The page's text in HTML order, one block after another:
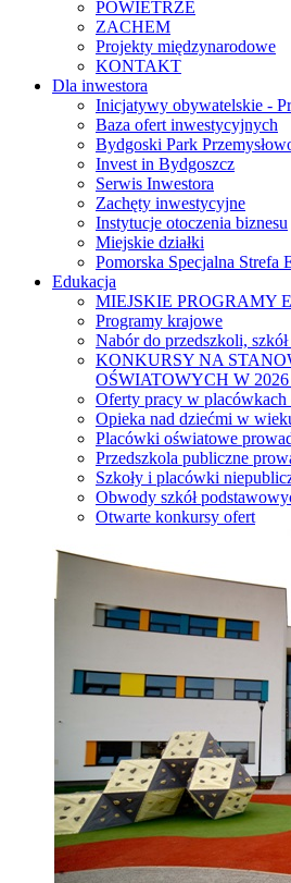
POWIETRZE
ZACHEM
Projekty międzynarodowe
KONTAKT
Dla inwestora
Inicjatywy obywatelskie -
Baza ofert inwestycyjnych
Bydgoski Park
Invest in Bydgoszcz
Serwis Inwestora
Zachęty inwestycyjne
Instytucje otoczenia biznesu
Miejskie działki
Pomorska Specjalna Strefa
Edukacja
MIEJSKIE PROGRAMY
Programy krajowe
Nabór do przedszkoli,
KONKURSY NA
OŚWIATOWYCH W
Oferty pracy w
Opieka nad dziećmi w
Placówki oświatowe
Przedszkola publiczne
Szkoły i placówki
Obwody szkół
Otwarte konkursy ofert